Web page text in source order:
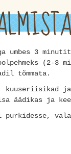
umbes 3
tõmmata.
kuuseriisikad
äädikas ja
purkidesse,